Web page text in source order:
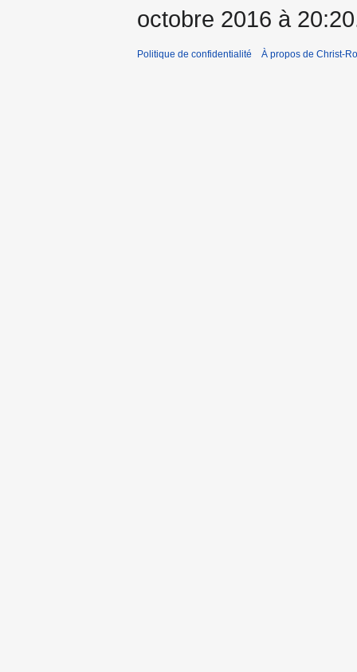
octobre 2016 à
Politique de confidentialité À propos de Christ-